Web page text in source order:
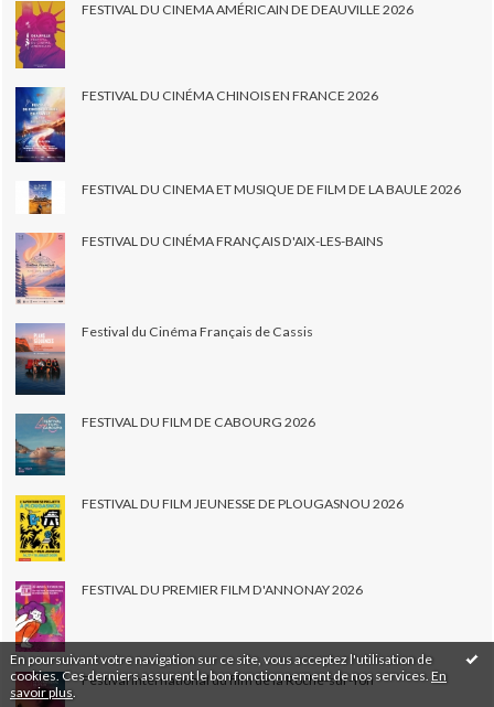
En poursuivant votre navigation sur ce site, vous acceptez l'utilisation de
cookies. Ces derniers assurent le bon fonctionnement de nos services. En
savoir plus
FESTIVAL DU CINEMA AMÉRICAIN DE DEAUVILLE 2026
FESTIVAL DU CINÉMA CHINOIS EN FRANCE 2026
FESTIVAL DU CINEMA ET MUSIQUE DE FILM DE LA BAULE 2026
FESTIVAL DU CINÉMA FRANÇAIS D'AIX-LES-BAINS
Festival du Cinéma Français de Cassis
FESTIVAL DU FILM DE CABOURG 2026
FESTIVAL DU FILM JEUNESSE DE PLOUGASNOU 2026
FESTIVAL DU PREMIER FILM D'ANNONAY 2026
Festival international du film de la Roche-sur-Yon